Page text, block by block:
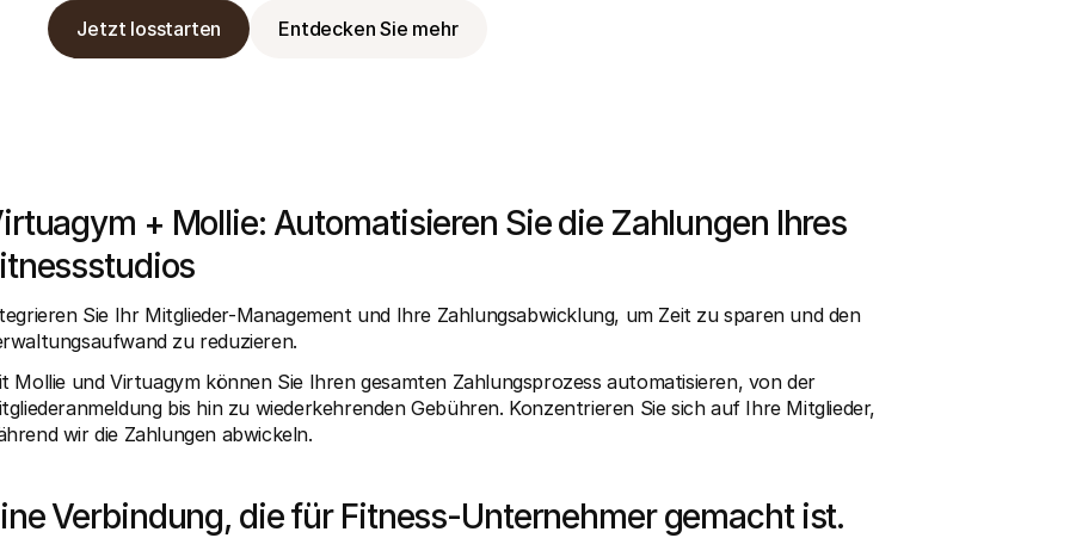
Jetzt losstarten Entdecken Sie mehr
+ Mollie: Automatisieren Sie die Zahlungen Ihres
Sie Ihr Mitglieder-Management und Ihre Zahlungsabwicklung, um Zeit zu sparen und den
zu reduzieren.
Mollie und Virtuagym können Sie Ihren gesamten Zahlungsprozess automatisieren, von der
bis hin zu wiederkehrenden Gebühren. Konzentrieren Sie sich auf Ihre Mitglieder,
wir die Zahlungen abwickeln.
Verbindung, die für Fitness-Unternehmer gemacht ist.